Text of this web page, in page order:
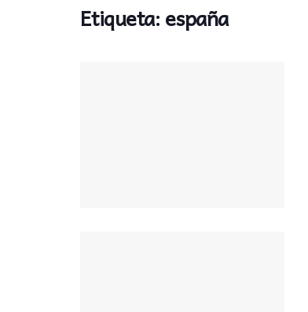
Etiqueta:españa